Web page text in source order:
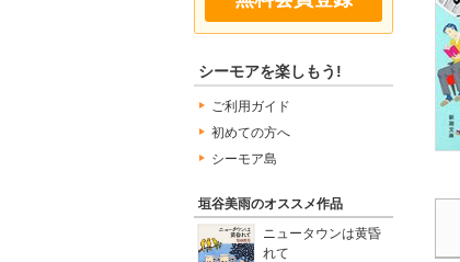
シーモアを楽しもう!
ご利用ガイド
初めての方へ
シーモア島
垣谷美雨のオススメ作品
ニュータウンは黄昏
れて